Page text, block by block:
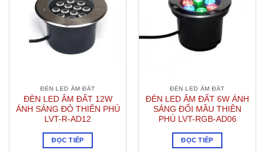
ĐÈN LED ÂM ĐẤT
ĐÈN LED ÂM ĐẤT 12W
ÁNH SÁNG ĐỎ THIÊN PHÚ
LVT-R-AD12
ĐỌC TIẾP
ĐÈN LED ÂM ĐẤT
ĐÈN LED ÂM ĐẤT 6W ÁNH
SÁNG ĐỔI MẦU THIÊN
PHÚ LVT-RGB-AD06
ĐỌC TIẾP